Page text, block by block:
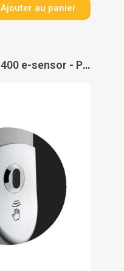
Ajouter au panier
Douche temporisée DL 400 e-sensor - PRESTO